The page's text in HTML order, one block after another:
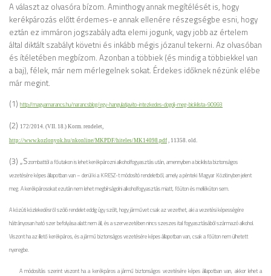
A választ az olvasóra bízom. Aminthogy annak megítélését is, hogy
kerékpározás előtt érdemes-e annak ellenére részegségbe esni, hogy
eztán ez immáron jogszabály adta elemi jogunk, vagy jobb az értelem
által diktált szabályt követni és inkább mégis józanul tekerni. Az olvasóban
és ítéletében megbízom. Azonban a többiek (és mindig a többiekkel van
a baj), félek, már nem mérlegelnek sokat. Érdekes időknek nézünk elébe
már megint.
(1) http://magyarnarancs.hu/narancsblog/egy-hangulatjavito-intezkedes-dogolj-meg-biciklista-90993
(2) 172/2014. (VII. 18.) Korm. rendelet,
http://www.kozlonyok.hu/nkonline/MKPDF/hiteles/MK14098.pdf , 11358. old.
(3) „Szombattól a főutakon is lehet kerékpározni alkoholfogyasztás után, amennyiben a biciklista biztonságos
vezetésére képes állapotban van – derül ki a KRESZ-t módosító rendeletből, amely a pénteki Magyar Közlönyben jelent
meg. A kerékpárosokat ezután nem lehet megbírságolni alkoholfogyasztás miatt, főúton és mellékúton sem.
A közúti közlekedésről szóló rendelet eddig úgy szólt, hogy járművet csak az vezethet, aki a vezetési képességére
hátrányosan ható szer befolyása alatt nem áll, és a szervezetében nincs szeszes ital fogyasztásából származó alkohol.
Viszont ha az illető kerékpáros, és a jármű biztonságos vezetésére képes állapotban van, csak a főúton nem ülhetett
nyeregbe.
A módosítás szerint viszont ha a kerékpáros a jármű biztonságos vezetésére képes állapotban van, akkor lehet a